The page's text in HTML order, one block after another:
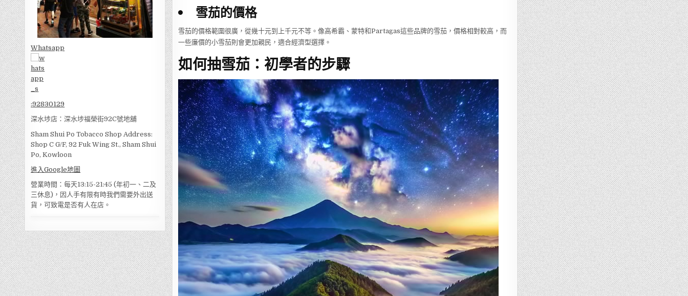
Whatsapp
:92830129
深水埗店：深水埗福榮街92C號地舖
Sham Shui Po Tobacco Shop Address:
Shop C G/F, 92 Fuk Wing St., Sham Shui
Po, Kowloon
進入Google地圖
營業時間：每天13:15-21:45 (年初一、二及
三休息)，因人手有限有時我們需要外出送
貨，可致電是否有人在店。
雪茄的價格
雪茄的價格範圍很廣，從幾十元到上千元不等。像高希霸、蒙特和Partagas這些品牌的雪茄，價格相對較高，而
一些廉價的小雪茄則會更加親民，適合經濟型選擇。
如何抽雪茄：初學者的步驟